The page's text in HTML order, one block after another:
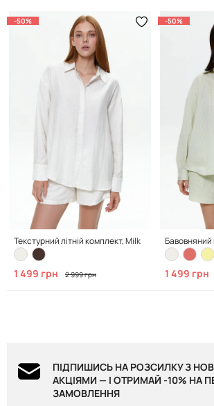
-50%
Текстурний літній комплект, Milk
1 499 грн 2 999 грн
-50%
Бавовняний
1 499 грн
ПІДПИШИСЬ НА РОЗСИЛКУ З
АКЦІЯМИ — І ОТРИМАЙ -10% НА
ЗАМОВЛЕННЯ